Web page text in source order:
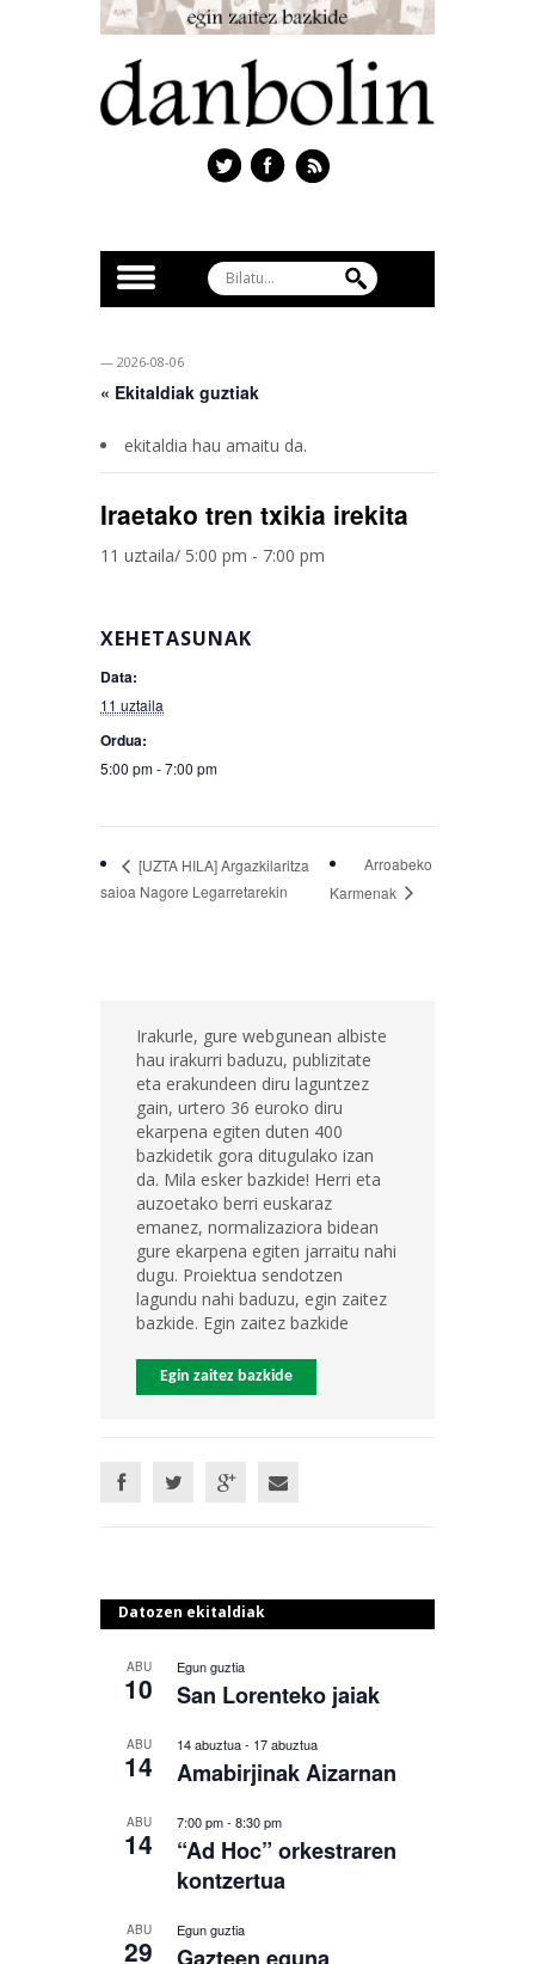
— 2026-08-06
« Ekitaldiak guztiak
ekitaldia hau amaitu da.
Iraetako tren txikia irekita
11 uztaila/ 5:00 pm - 7:00 pm
XEHETASUNAK
Data:
11 uztaila
Ordua:
5:00 pm - 7:00 pm
[UZTA HILA] Argazkilaritza
saioa Nagore Legarretarekin
Arroabeko
Karmenak
Irakurle, gure webgunean albiste
hau irakurri baduzu, publizitate
eta erakundeen diru laguntzez
gain, urtero 36 euroko diru
ekarpena egiten duten 400
bazkidetik gora ditugulako izan
da. Mila esker bazkide! Herri eta
auzoetako berri euskaraz
emanez, normalizaziora bidean
gure ekarpena egiten jarraitu nahi
dugu. Proiektua sendotzen
lagundu nahi baduzu, egin zaitez
bazkide. Egin zaitez bazkide
Egin zaitez bazkide
Datozen ekitaldiak
ABU
10
Egun guztia
San Lorenteko jaiak
ABU
14
14 abuztua- 17 abuztua
Amabirjinak Aizarnan
ABU
14
7:00 pm- 8:30 pm
“Ad Hoc” orkestraren
kontzertua
ABU
29
Egun guztia